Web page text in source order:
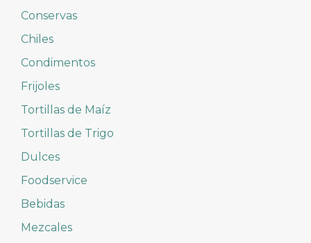
Conservas
Chiles
Condimentos
Frijoles
Tortillas de Maíz
Tortillas de Trigo
Dulces
Foodservice
Bebidas
Mezcales